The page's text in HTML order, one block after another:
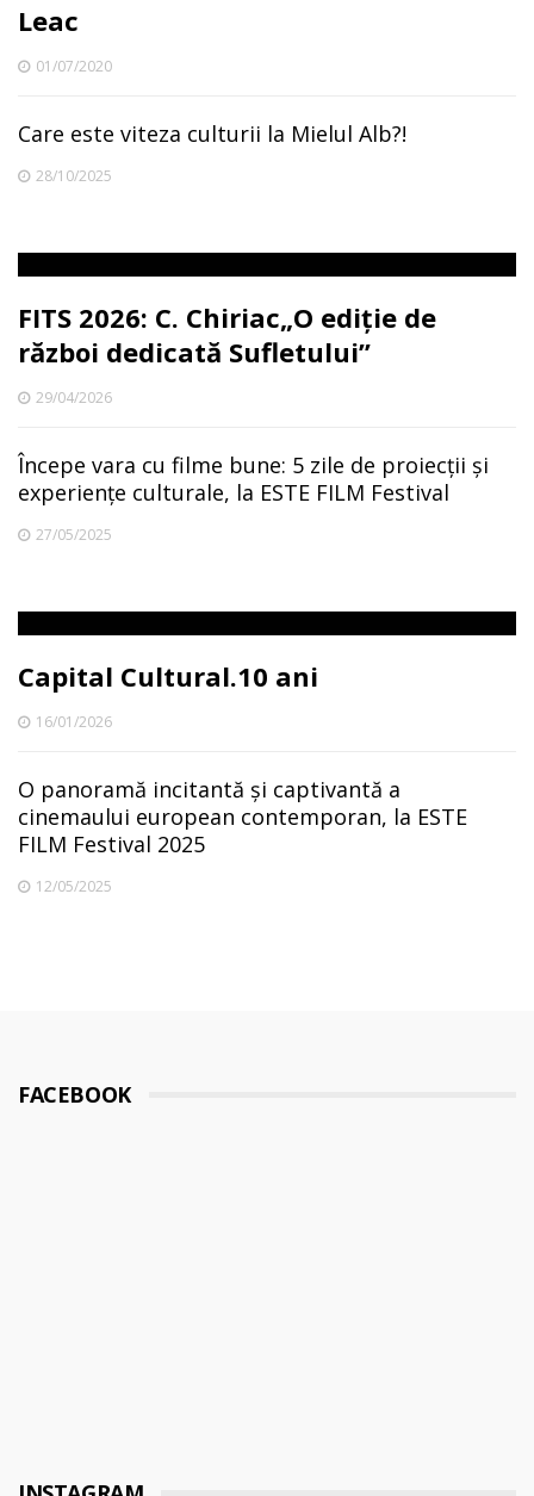
Leac
01/07/2020
Care este viteza culturii la Mielul Alb?!
28/10/2025
FITS 2026: C. Chiriac„O ediție de
război dedicată Sufletului”
29/04/2026
Începe vara cu filme bune: 5 zile de proiecții și
experiențe culturale, la ESTE FILM Festival
27/05/2025
Capital Cultural.10 ani
16/01/2026
O panoramă incitantă și captivantă a
cinemaului european contemporan, la ESTE
FILM Festival 2025
12/05/2025
FACEBOOK